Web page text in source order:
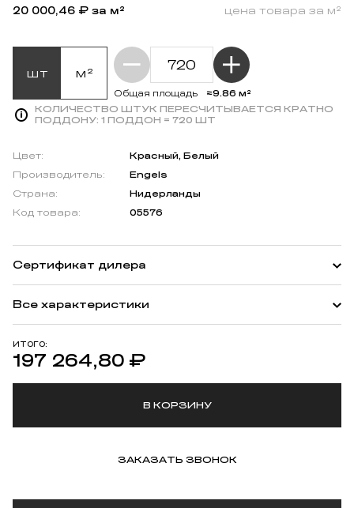
20 000,46 ₽ за м² цена товара за м²
шт м²
Общая площадь
≈9.86 м²
КОЛИЧЕСТВО ШТУК ПЕРЕСЧИТЫВАЕТСЯ КРАТНО
ПОДДОНУ: 1 ПОДДОН = 720 ШТ
ИТОГО:
197 264,80 ₽
В КОРЗИНУ
ЗАКАЗАТЬ ЗВОНОК
Цвет:
Красный, Белый
Производитель:
Engels
Страна:
Нидерланды
Код товара:
05576
Все характеристики
Сертификат дилера